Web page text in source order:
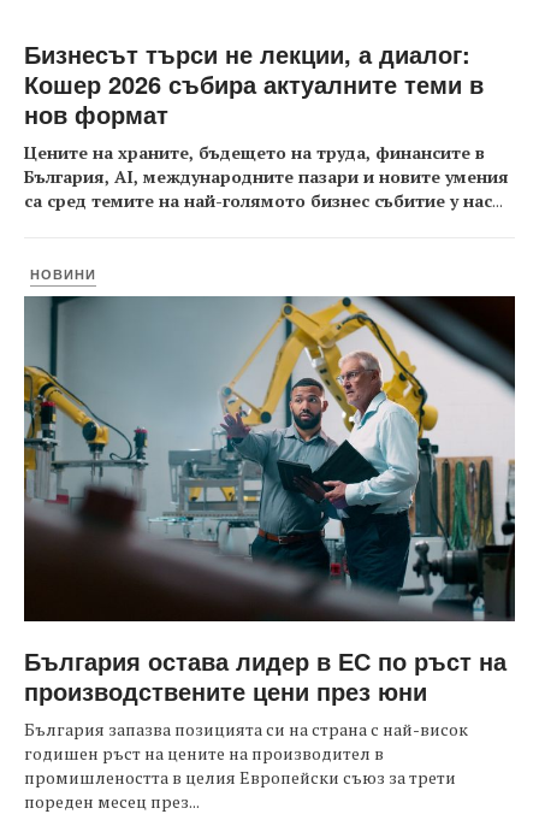
Бизнесът търси не лекции, а диалог:
Кошер 2026 събира актуалните теми в
нов формат
Цените на храните, бъдещето на труда, финансите в
България, AI, международните пазари и новите умения
са сред темите на най-голямото бизнес събитие у нас...
НОВИНИ
България остава лидер в ЕС по ръст на
производствените цени през юни
България запазва позицията си на страна с най-висок
годишен ръст на цените на производител в
промишлеността в целия Европейски съюз за трети
пореден месец през...